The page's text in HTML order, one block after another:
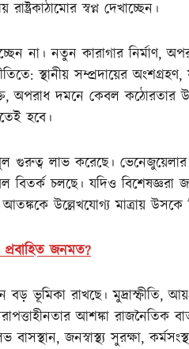
স্বপ্ন দেখাচ্ছেন।
না। নতুন কারাগার
স্থানীয় সম্প্রদায়ের
যুক্তি, অপরাধ দমনে কেবল
হবে।
গুরুত্ব লাভ করেছে।
চলছে। যদিও বিশেষজ্ঞরা
উল্লেখযোগ্য মাত্রায় উসকে
জনমত?
ভূমিকা রাখছে। মুদ্রাস্ফীতি,
আশঙ্কা রাজনৈতিক
জনস্বাস্থ্য সুরক্ষা,